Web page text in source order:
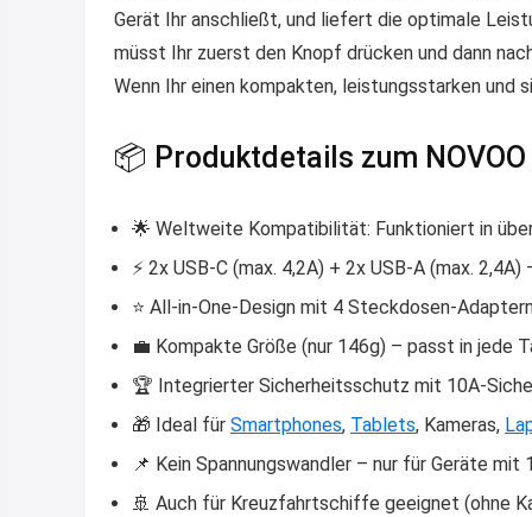
Gerät Ihr anschließt, und liefert die optimale
müsst Ihr zuerst den Knopf drücken und dann
Wenn Ihr einen kompakten, leistungsstarken und
📦 Produktdetails zum
🌟 Weltweite Kompatibilität: Funktioniert in über
⚡️ 2x USB-C (max. 4,2A) + 2x USB-A (max.
⭐️ All-in-One-Design mit 4 Steckdosen-
💼 Kompakte Größe (nur 146g) – passt in jede
🏆 Integrierter Sicherheitsschutz mit 10A-
🎁 Ideal für Smartphones, Tablets, Kameras,
📌 Kein Spannungswandler – nur für Geräte
🚢 Auch für Kreuzfahrtschiffe geeignet (ohne